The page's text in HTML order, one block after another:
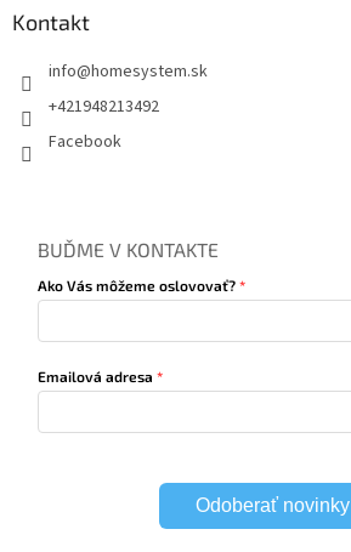
Kontakt
info@homesystem.sk
+421948213492
Facebook
BUĎME V KONTAKTE
Ako Vás môžeme oslovovať?
Emailová adresa
Odoberať novinky